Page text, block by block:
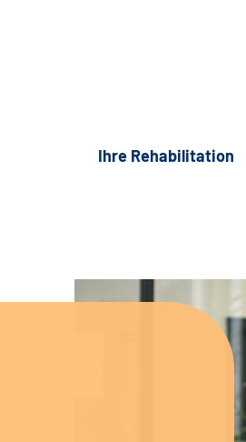
Ihre Rehabilitation